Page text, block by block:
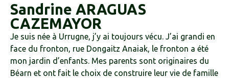
Sandrine ARAGUAS
CAZEMAYOR
Je suis née à Urrugne, j’y ai toujours vécu. J’ai grandi en
face du fronton, rue Dongaitz Anaiak, le fronton a été
mon jardin d’enfants. Mes parents sont originaires du
Béarn et ont fait le choix de construire leur vie de famille